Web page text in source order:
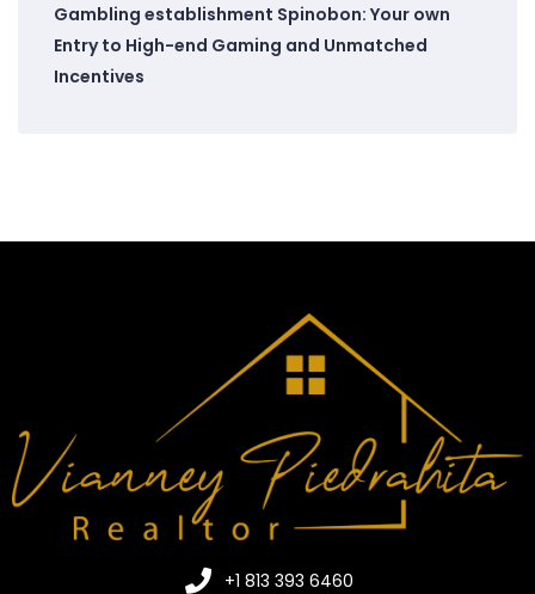
Gambling establishment Spinobon: Your own
Entry to High-end Gaming and Unmatched
Incentives
+1 813 393 6460